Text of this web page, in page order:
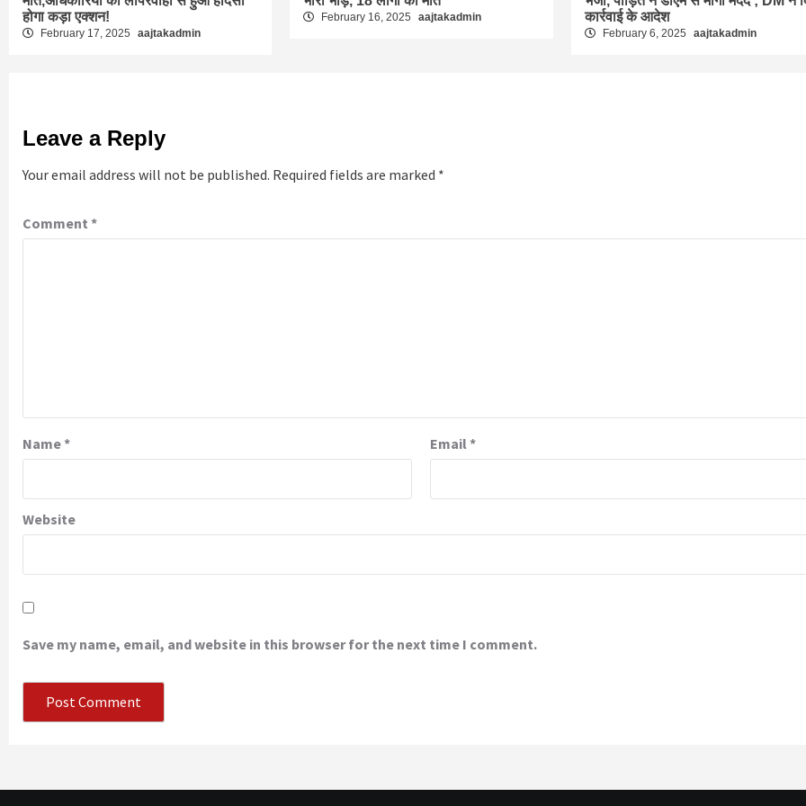
होगा कड़ा एक्शन!
February 17, 2025 aajtakadmin
February 16, 2025 aajtakadmin
कार्रवाई के आदेश
February 6, 2025 aajtakadmin
Leave a Reply
Your email address will not be published. Required fields are marked *
Comment *
Name* Email*
Website
Save my name, email, and website in this browser for the next time I comment.